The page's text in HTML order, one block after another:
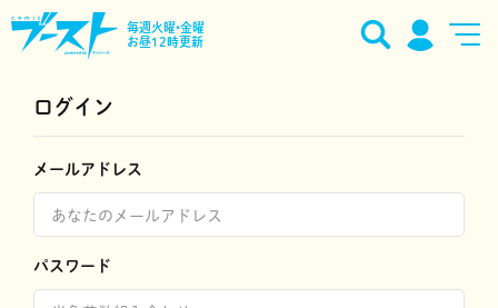
毎週火曜•金曜
お昼12時更新
ログイン
メールアドレス
パスワード